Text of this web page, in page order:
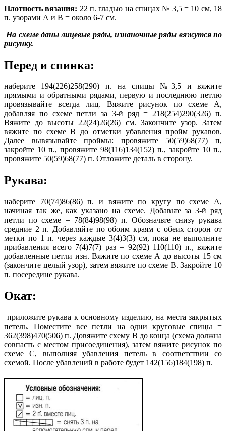
Плотность вязания: 22 п. гладью на спицах № 3,5 = 10 см, 18
п. узорами А и В = около 6-7 см.
На схеме даны лицевые ряды, изнаночные ряды вяжутся по
рисунку.
Перед и спинка:
наберите 194(226)258(290) п. на спицы №3,5 и вяжите
прямыми и обратными рядами, первую и последнюю петлю
провязывайте всегда лиц. Вяжите рисунок по схеме А,
добавляя по схеме петли за 3-й ряд = 218(254)290(326) п.
Вяжите до высоты 22(24)26(26) см. Закончите узор. Затем
вяжите по схеме В до отметки убавления пройм рукавов.
Далее вывязывайте проймы: провяжите 50(59)68(77) п,
закройте 10 п., провяжите 98(116)134(152) п., закройте 10 п.,
провяжите 50(59)68(77) п. Отложите деталь в сторону.
Рукава:
наберите 70(74)86(86) п. и вяжите по кругу по схеме А,
начиная так же, как указано на схеме. Добавьте за 3-й ряд
петли по схеме = 78(84)98(98) п. Обозначьте снизу рукава
средние 2 п. Добавляйте по обоим краям с обеих сторон от
метки по 1 п. через каждые 3(4)3(3) см, пока не выполните
прибавления всего 7(4)7(7) раз = 92(92) 110(110) п., вяжите
добавленные петли изн. Вяжите по схеме А до высоты 15 см
(закончите целый узор), затем вяжите по схеме В. Закройте 10
п. посередине рукава.
Окат:
приложите рукава к основному изделию, на места закрытых
петель. Поместите все петли на одни круговые спицы =
362(398)470(506) п. Довяжите схему В до конца (схема должна
совпасть с местом присоединения), затем вяжите рисунок по
схеме С, выполняя убавления петель в соответствии со
схемой. После убавлений в работе будет 142(156)184(198) п.